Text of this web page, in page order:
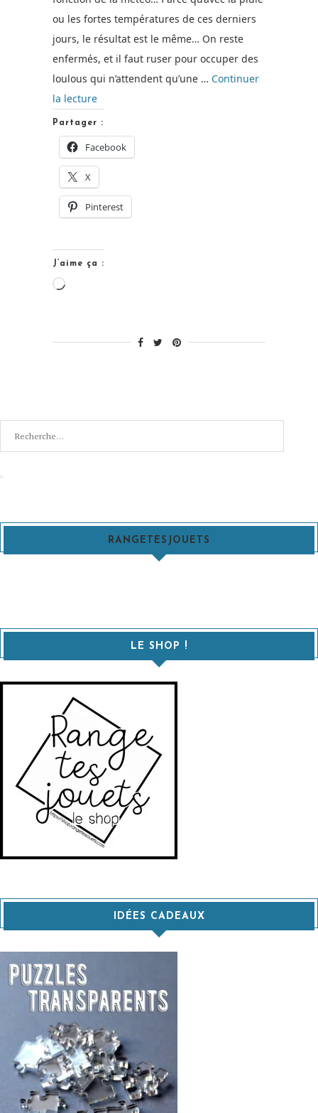
ou les fortes températures de ces derniers
jours, le résultat est le même… On reste
enfermés, et il faut ruser pour occuper des
loulous qui n’attendent qu’une … Continuer
la lecturede
la
découverte
dinosaures
avec
Partager :
Facebook
X
Pinterest
J’aime ça :
Chargement…
pour
:
RANGETESJOUETS
LE SHOP !
IDÉES CADEAUX